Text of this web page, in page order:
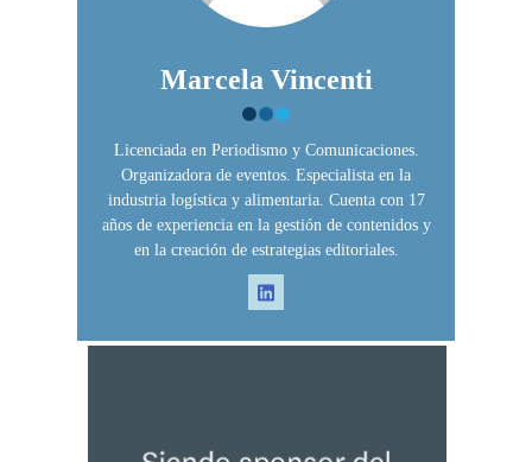
Marcela Vincenti
Licenciada en Periodismo y Comunicaciones.
Organizadora de eventos. Especialista en la
industria logística y alimentaria. Cuenta con 17
años de experiencia en la gestión de contenidos y
en la creación de estrategias editoriales.